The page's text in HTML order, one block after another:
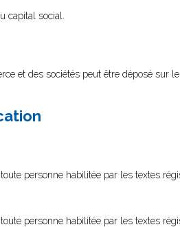
capital social.
et des sociétés peut être déposé sur
personne habilitée par les textes
personne habilitée par les textes